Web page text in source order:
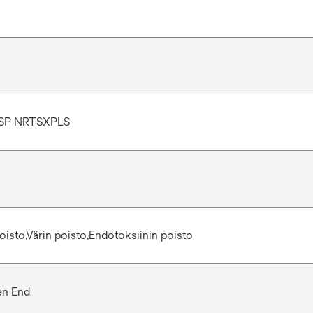
NRTSXPLS
poisto,Endotoksiinin poisto
End